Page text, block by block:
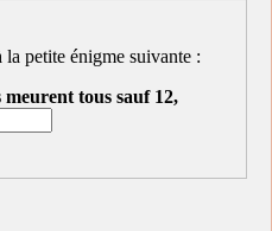
petite énigme suivante :
tous sauf 12,